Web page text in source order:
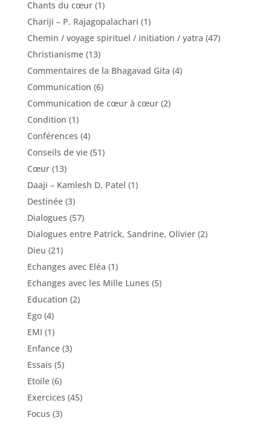
Chants du cœur(1)
Chariji – P. Rajagopalachari (1)
Chemin / voyage spirituel / initiation / yatra (47)
Christianisme(13)
Commentaires de la Bhagavad Gita (4)
Communication (6)
Communication de cœur à cœur(2)
Condition (1)
Conférences (4)
Conseils de vie(51)
Cœur(13)
Daaji – Kamlesh D. Patel (1)
Destinée(3)
Dialogues (57)
Dialogues entre Patrick, Sandrine, Olivier(2)
Dieu (21)
Echanges avec Eléa (1)
Echanges avec les Mille Lunes (5)
Education (2)
Ego(4)
EMI (1)
Enfance(3)
Essais (5)
Etoile(6)
Exercices (45)
Focus (3)